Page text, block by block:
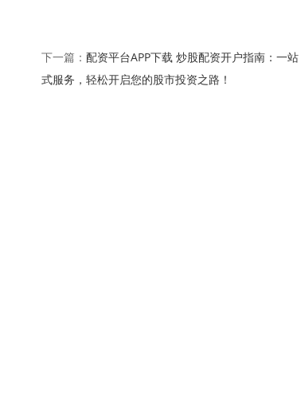
下一篇： 配资平台APP下载 炒股配资开户指南：一站
式服务，轻松开启您的股市投资之路！